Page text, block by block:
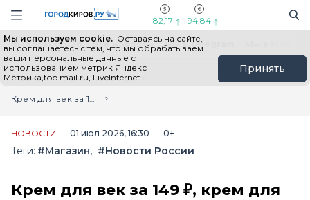
Навигация сайта
82,17 94,84
Мы используем cookie. Оставаясь на сайте,
вы соглашаетесь с тем, что мы обрабатываем
ваши персональные данные с
использованием метрик Яндекс
Метрика,top.mail.ru, LiveInternet.
Принять
Выборы - 2026 Все новости Мы в Telegram
Главная
Лента новостей
Крем для век за 149 ₽, крем для лица за 449 ₽ и пенка за 349 ₽: Магнит Косметик устроил распродажу ухода за кожей — делюсь находками
НОВОСТИ 01 июл 2026, 16:30 0+
Теги: #Магазин #Новости России
Крем для век за 149 ₽, крем для